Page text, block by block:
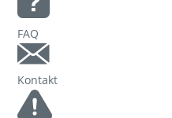
FAQ
Kontakt